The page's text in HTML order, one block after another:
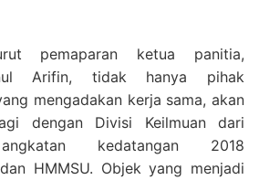
pemaparan ketua panitia,
Arifin, tidak hanya pihak
mengadakan kerja sama, akan
dengan Divisi Keilmuan dari
kedatangan 2018
HMMSU. Objek yang menjadi